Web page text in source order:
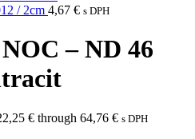
/ 2cm 4,67 € s DPH
– ND 46
€ through 64,76 € s DPH